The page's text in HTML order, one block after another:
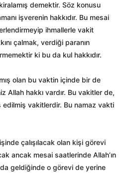
demektir. Söz konusu
işverenin hakkıdır. Bu mesai
ihmallerle vakit
çalmak, verdiği paranın
ki bu da kul hakkıdır.
olan bu vaktin içinde bir de
Allah hakkı vardır. Bu vakitler de,
edilmiş vakitlerdir. Bu namaz vakti
çalışılacak olan kişi görevi
ancak mesai saatlerinde Allah’ın
da geldiğinde o görevi de yerine